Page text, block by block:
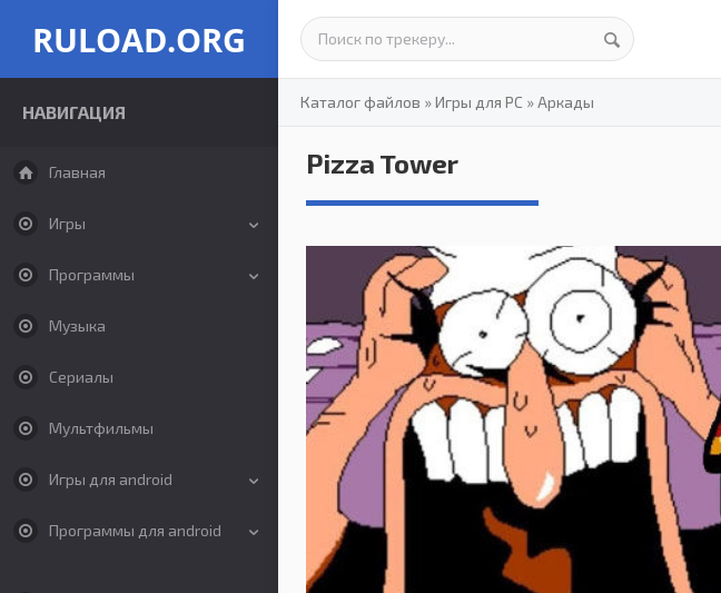
RULOAD.ORG
НАВИГАЦИЯ
Главная
Игры
Программы
Музыка
Сериалы
Мультфильмы
Игры для android
Программы для android
Каталог файлов »Игры для PC »Аркады
Pizza Tower